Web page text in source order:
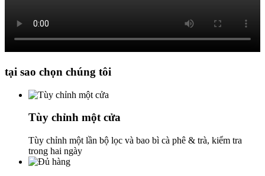
tại sao chọn chúng tôi
Tùy chỉnh một cửa
Tùy chỉnh một lần bộ lọc và bao bì cà phê & trà, kiểm tra
trong hai ngày